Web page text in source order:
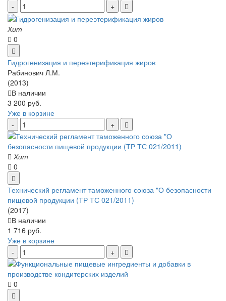
Хит
0
Гидрогенизация и переэтерификация жиров
Рабинович Л.М.
(2013)
В наличии
3 200 руб.
Уже в корзине
Хит
0
Технический регламент таможенного союза "О безопасности
пищевой продукции (ТР ТС 021/2011)
(2017)
В наличии
1 716 руб.
Уже в корзине
0